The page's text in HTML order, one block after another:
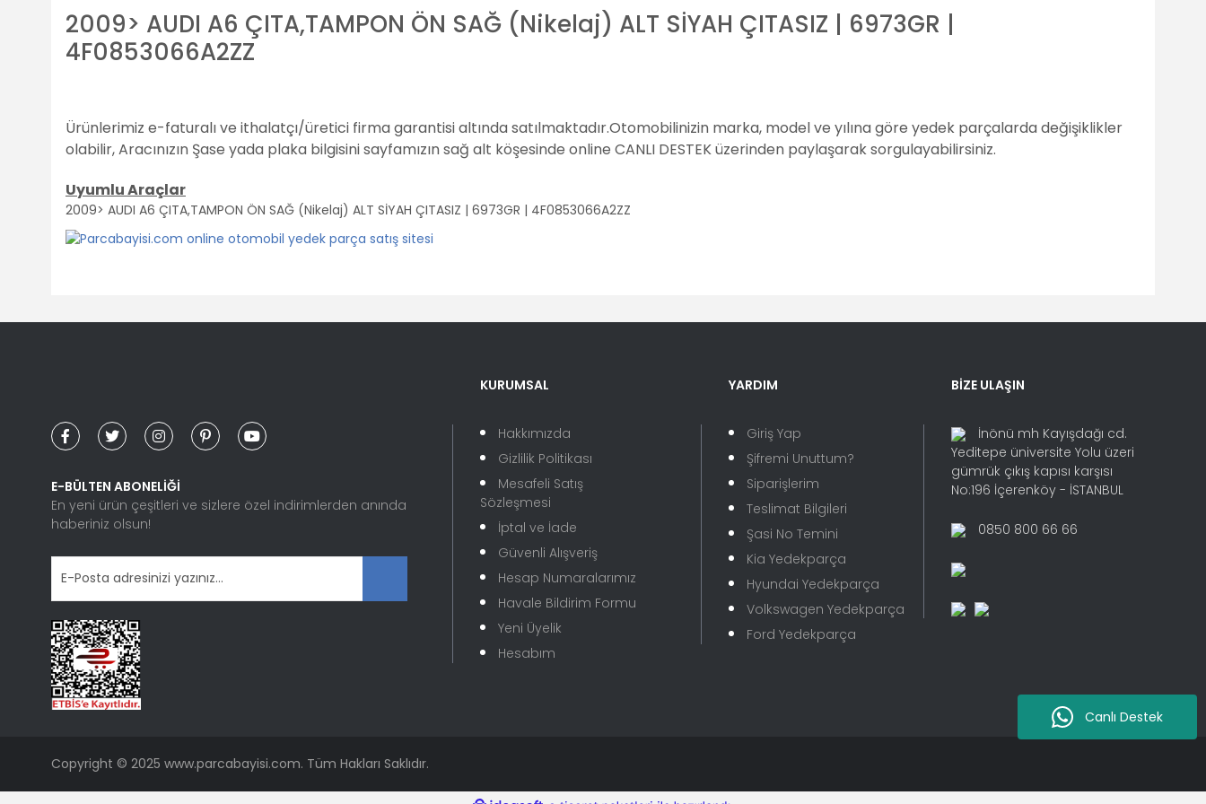
2009> AUDI A6 ÇITA,TAMPON ÖN SAĞ (Nikelaj) ALT SİYAH ÇITASIZ | 6973GR |
4F0853066A2ZZ
Ürünlerimiz e-faturalı ve ithalatçı/üretici firma garantisi altında satılmaktadır.Otomobilinizin marka, model ve yılına göre yedek parçalarda değişiklikler
olabilir,Aracınızın Şase yada plaka bilgisini sayfamızın sağ alt köşesinde online CANLI DESTEK üzerinden paylaşarak sorgulayabilirsiniz.
Uyumlu Araçlar
2009> AUDI A6 ÇITA,TAMPON ÖN SAĞ (Nikelaj) ALT SİYAH ÇITASIZ | 6973GR | 4F0853066A2ZZ
Görüş ve önerileriniz için teşekkür ederiz.
Ürün fiyatı diğer sitelerden daha pahalı.
Gönder
E-BÜLTEN ABONELİĞİ
En yeni ürün çeşitleri ve sizlere özel indirimlerden anında
haberiniz olsun!
KURUMSAL
Hakkımızda
Gizlilik Politikası
Mesafeli Satış
Sözleşmesi
İptal ve İade
Güvenli Alışveriş
Hesap Numaralarımız
Havale Bildirim Formu
Yeni Üyelik
Hesabım
YARDIM
Giriş Yap
Şifremi Unuttum?
Siparişlerim
Teslimat Bilgileri
Şasi No Temini
Kia Yedekparça
Hyundai Yedekparça
Volkswagen Yedekparça
Ford Yedekparça
BİZE ULAŞIN
İnönü mh Kayışdağı cd.
Yeditepe üniversite Yolu üzeri
gümrük çıkış kapısı karşısı
No:196 İçerenköy - İSTANBUL
0850 800 66 66
Copyright © 2025 www.parcabayisi.com. Tüm Hakları Saklıdır.
Canlı Destek